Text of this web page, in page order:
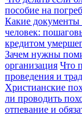
пособие на
Какие
человек:
кредитом
Зачем нужны
организация Что
проведения и
Христианские
ли проводить
отпевание и